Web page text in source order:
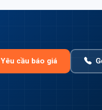
Yêu cầu báo giá